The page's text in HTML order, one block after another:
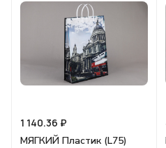
1 140.36 ₽
МЯГКИЙ Пластик (L75)